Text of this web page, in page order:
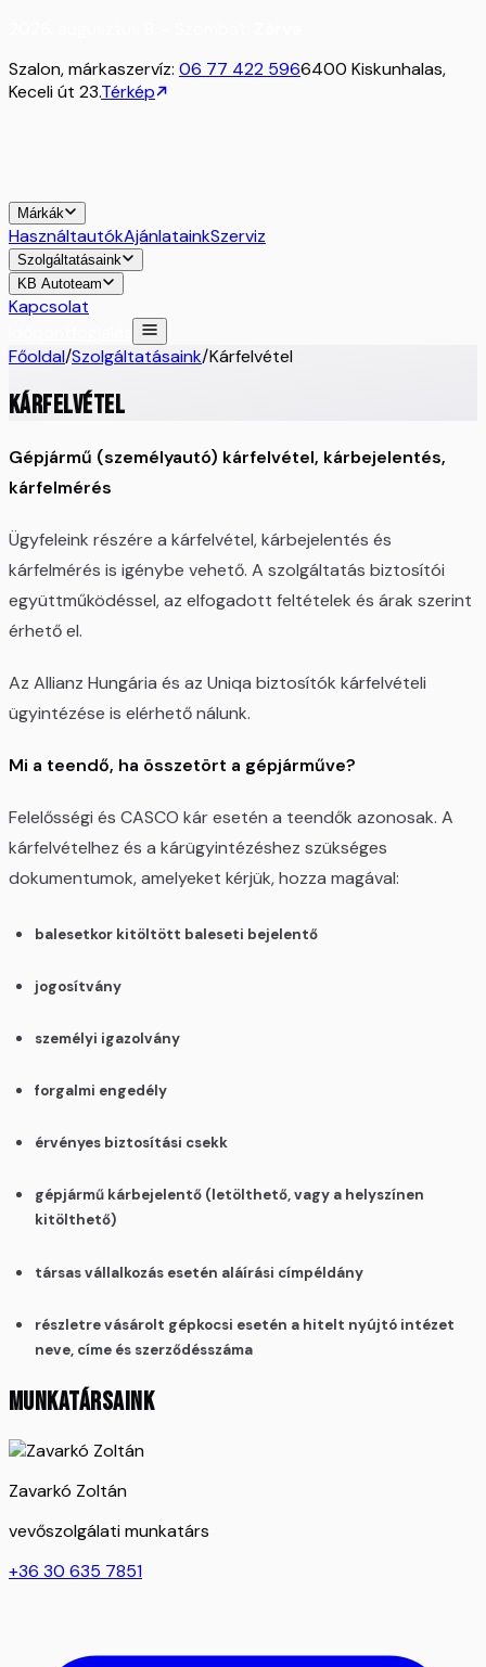
Szalon, márkaszervíz: 06 77 422 5966400 Kiskunhalas,
Keceli út 23.Térkép
Márkák
HasználtautókAjánlatainkSzerviz
Szolgáltatásaink
KB Autoteam
Kapcsolat
Főoldal/Szolgáltatásaink/Kárfelvétel
Kárfelvétel
Gépjármű (személyautó) kárfelvétel, kárbejelentés,
kárfelmérés
Ügyfeleink részére a kárfelvétel, kárbejelentés és
kárfelmérés is igénybe vehető. A szolgáltatás biztosítói
együttműködéssel, az elfogadott feltételek és árak szerint
érhető el.
Az Allianz Hungária és az Uniqa biztosítók kárfelvételi
ügyintézése is elérhető nálunk.
Mi a teendő, ha összetört a gépjárműve?
Felelősségi és CASCO kár esetén a teendők azonosak. A
kárfelvételhez és a kárügyintézéshez szükséges
dokumentumok, amelyeket kérjük, hozza magával:
balesetkor kitöltött baleseti bejelentő
jogosítvány
személyi igazolvány
forgalmi engedély
érvényes biztosítási csekk
gépjármű kárbejelentő (letölthető, vagy a helyszínen
kitölthető)
társas vállalkozás esetén aláírási címpéldány
részletre vásárolt gépkocsi esetén a hitelt nyújtó intézet
neve, címe és szerződésszáma
MUNKATÁRSAINK
Zavarkó Zoltán
vevőszolgálati munkatárs
+36 30 635 7851